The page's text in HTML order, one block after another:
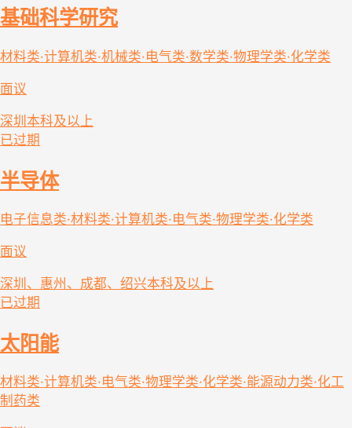
基础科学研究
材料类·计算机类·机械类·电气类·数学类·物理学类·化学类
面议
深圳 本科及以上
已过期
半导体
电子信息类·材料类·计算机类·电气类·物理学类·化学类
面议
深圳、惠州、成都、绍兴本科及以上
已过期
太阳能
材料类·计算机类·电气类·物理学类·化学类·能源动力类·化工
制药类